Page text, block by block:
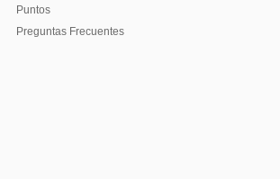
Puntos
Preguntas Frecuentes